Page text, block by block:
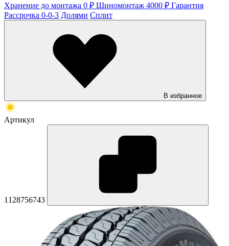
Хранение до монтажа 0 ₽ Шиномонтаж 4000 ₽ Гарантия
Рассрочка 0-0-3 Долями Сплит
В избранное
Артикул
1128756743